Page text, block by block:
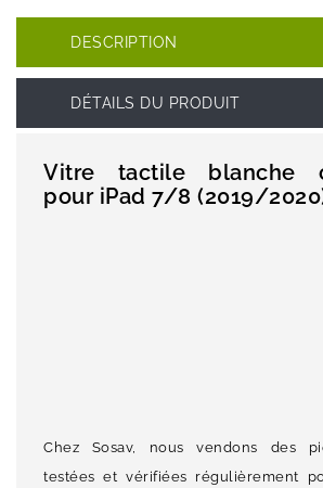
DESCRIPTION
DÉTAILS DU PRODUIT
Vitre tactile blanche
pour iPad 7/8 (2019/
Chez Sosav, nous vendons des
testées et vérifiées régulièrement